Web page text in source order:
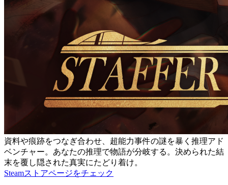
資料や痕跡をつなぎ合わせ、超能力事件の謎を暴く推理アド
ベンチャー。あなたの推理で物語が分岐する。決められた結
末を覆し隠された真実にたどり着け。
Steamストアページをチェック